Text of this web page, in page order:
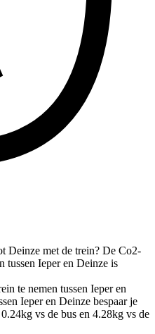
Deinze met de trein? De Co2-
tussen Ieper en Deinze is
te nemen tussen Ieper en
Ieper en Deinze bespaar je
vs de bus en 4.28kg vs de